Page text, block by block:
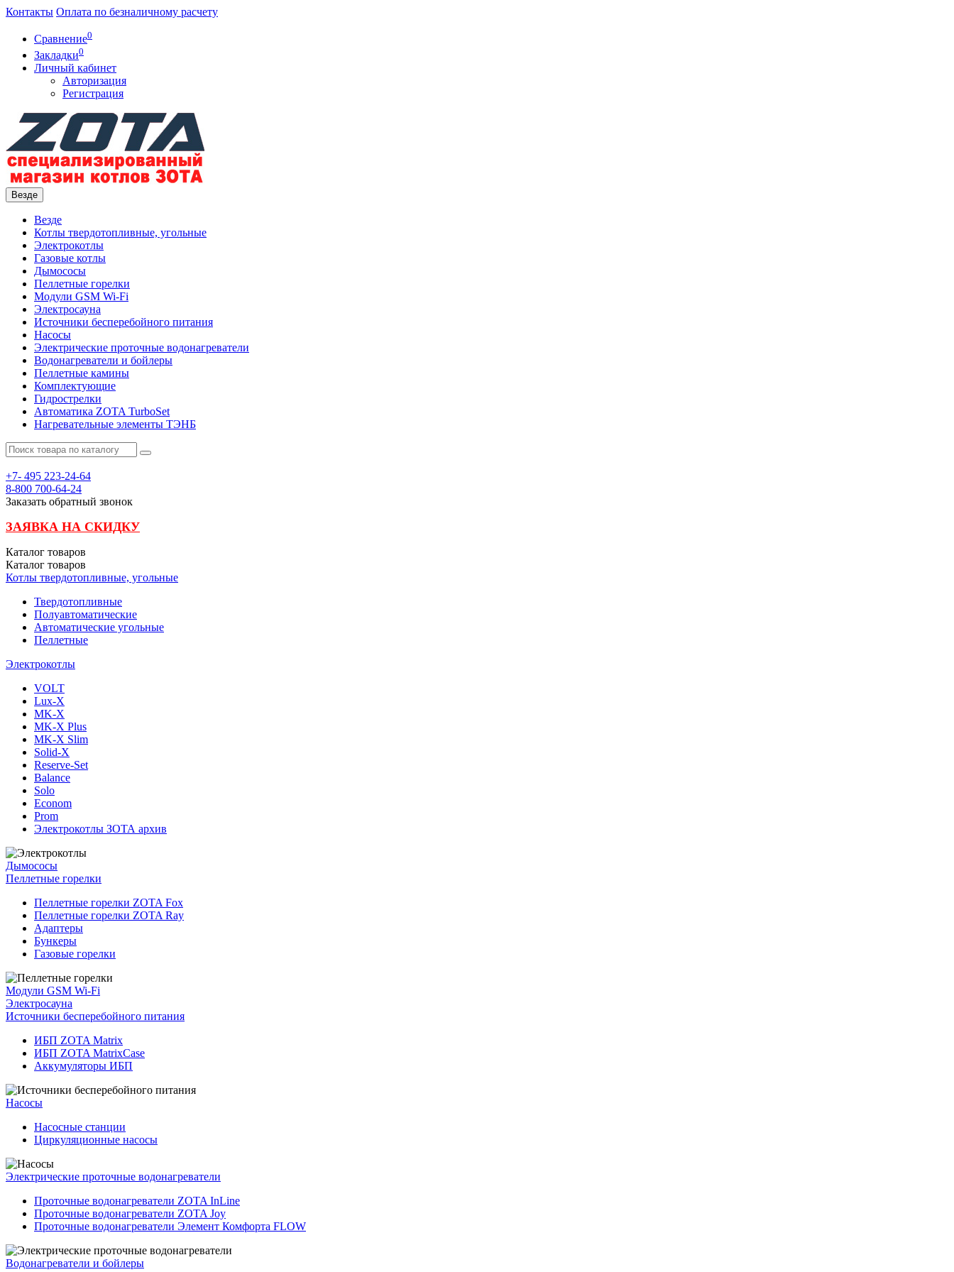
Контакты Оплата по безналичному расчету
Сравнение0
Закладки0
Личный кабинет
Авторизация
Регистрация
Везде
Везде
Котлы твердотопливные, угольные
Электрокотлы
Газовые котлы
Дымососы
Пеллетные горелки
Модули GSM Wi-Fi
Электросауна
Источники бесперебойного питания
Насосы
Электрические проточные водонагреватели
Водонагреватели и бойлеры
Пеллетные камины
Комплектующие
Гидрострелки
Автоматика ZOTA TurboSet
Нагревательные элементы ТЭНБ
+7- 495 223-24-64
8-800 700-64-24
Заказать обратный звонок
ЗАЯВКА НА СКИДКУ
Каталог товаров
Каталог товаров
Котлы твердотопливные, угольные
Твердотопливные
Полуавтоматические
Автоматические угольные
Пеллетные
Электрокотлы
VOLT
Lux-X
MK-X
MK-X Plus
MK-X Slim
Solid-X
Reserve-Set
Balance
Solo
Econom
Prom
Электрокотлы ЗОТА архив
Дымососы
Пеллетные горелки
Пеллетные горелки ZOTA Fox
Пеллетные горелки ZOTA Ray
Адаптеры
Бункеры
Газовые горелки
Модули GSM Wi-Fi
Электросауна
Источники бесперебойного питания
ИБП ZOTA Matrix
ИБП ZOTA MatrixCase
Аккумуляторы ИБП
Насосы
Насосные станции
Циркуляционные насосы
Электрические проточные водонагреватели
Проточные водонагреватели ZOTA InLine
Проточные водонагреватели ZOTA Joy
Проточные водонагреватели Элемент Комфорта FLOW
Водонагреватели и бойлеры